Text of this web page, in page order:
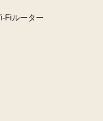
Fiルーター